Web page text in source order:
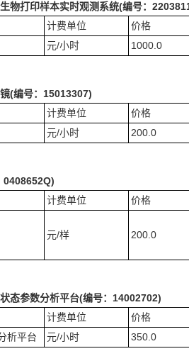
物打印样本实时观测系统(编号：
计费单位
价格
元/小时 1000.0
(编号：15013307)
计费单位
价格
元/小时 200.0
0408652Q)
计费单位 价格
元/样 200.0
态参数分析平台(编号：14002702)
计费单位
价格
析平台
元/小时 350.0